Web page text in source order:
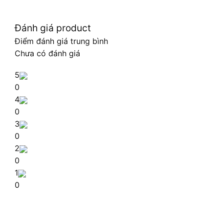
Đánh giá product
Điểm đánh giá trung bình
Chưa có đánh giá
5
0
4
0
3
0
2
0
1
0